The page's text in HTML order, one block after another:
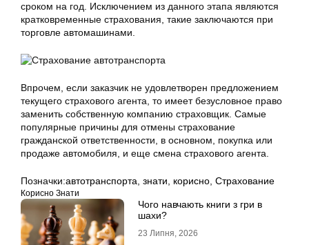
сроком на год. Исключением из данного этапа являются
кратковременные страхования, такие заключаются при
торговле автомашинами.
Впрочем, если заказчик не удовлетворен предложением
текущего страхового агента, то имеет безусловное право
заменить собственную компанию страховщик. Самые
популярные причины для отмены страхование
гражданской ответственности, в основном, покупка или
продаже автомобиля, и еще смена страхового агента.
Позначки:автотранспорта знати корисно Страхование
Корисно Знати
Чого навчають книги з гри в
шахи?
23 Липня, 2026